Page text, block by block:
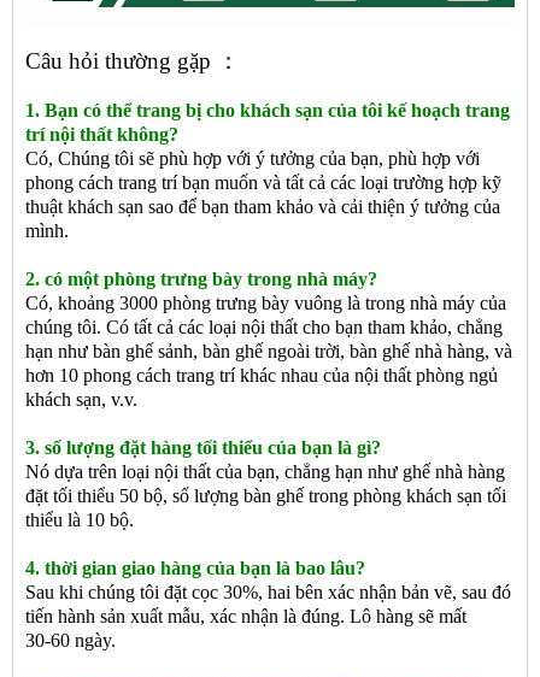
Câu hỏi thường gặp ：
1. Bạn có thể trang bị cho khách sạn của tôi kế hoạch trang
trí nội thất không?
Có, Chúng tôi sẽ phù hợp với ý tưởng của bạn, phù hợp với
phong cách trang trí bạn muốn và tất cả các loại trường hợp kỹ
thuật khách sạn sao để bạn tham khảo và cải thiện ý tưởng của
mình.
2. có một phòng trưng bày trong nhà máy?
Có, khoảng 3000 phòng trưng bày vuông là trong nhà máy của
chúng tôi. Có tất cả các loại nội thất cho bạn tham khảo, chẳng
hạn như bàn ghế sảnh, bàn ghế ngoài trời, bàn ghế nhà hàng, và
hơn 10 phong cách trang trí khác nhau của nội thất phòng ngủ
khách sạn, v.v.
3. số lượng đặt hàng tối thiểu của bạn là gì?
Nó dựa trên loại nội thất của bạn, chẳng hạn như ghế nhà hàng
đặt tối thiểu 50 bộ, số lượng bàn ghế trong phòng khách sạn tối
thiểu là 10 bộ.
4. thời gian giao hàng của bạn là bao lâu?
Sau khi chúng tôi đặt cọc 30%, hai bên xác nhận bản vẽ, sau đó
tiến hành sản xuất mẫu, xác nhận là đúng. Lô hàng sẽ mất
30-60 ngày.